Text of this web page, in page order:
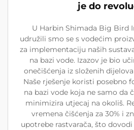
je do
U Harbin Shimada Big Bird
udružili smo se s vodećim
za implementaciju naših
na bazi vode. Izazov je bio
onečišćenja iz složenih
Naše rješenje koristi posebno
na bazi vode koja ne samo da
minimizira utjecaj na okoliš.
vremena čišćenja za 30% i
upotrebe rastvarača, što